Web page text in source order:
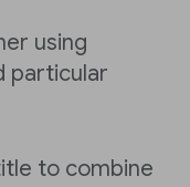
using
particular
to combine